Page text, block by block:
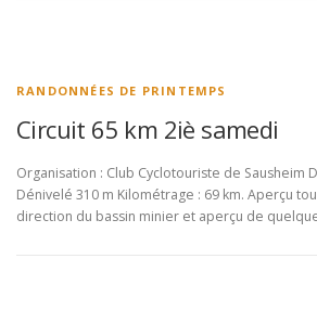
RANDONNÉES DE PRINTEMPS
Circuit 65 km 2iè samedi
Organisation : Club Cyclotouriste de Sausheim
Dénivelé 310 m Kilométrage : 69 km. Aperçu
direction du bassin minier et aperçu de